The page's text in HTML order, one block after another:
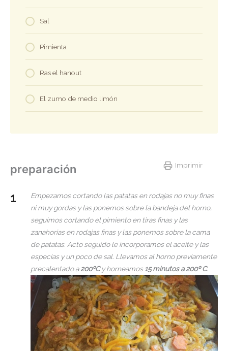
Sal
Pimienta
Ras el hanout
El zumo de medio limón
Imprimir
preparación
Empezamos cortando las patatas en rodajas no muy finas
ni muy gordas y las ponemos sobre la bandeja del horno,
seguimos cortando el pimiento en tiras finas y las
zanahorias en rodajas finas y las ponemos sobre la cama
de patatas. Acto seguido le incorporamos el aceite y las
especias y un poco de sal. Llevamos al horno previamente
precalentado a200ºCy horneamos15 minutos a 200º C.